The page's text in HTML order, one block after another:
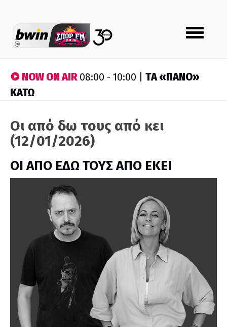
Toggle
navigation
NOW ON AIR08:00 - 10:00 | ΤA «ΠΑΝΟ»
ΚΑΤΩ
Οι από δω τους από κει
(12/01/2026)
ΟΙ ΑΠΟ ΕΔΩ ΤΟΥΣ ΑΠΟ ΕΚΕΙ